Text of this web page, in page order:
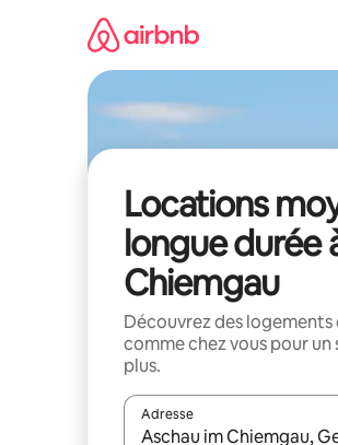
Locations
longue durée
Chiemgau
Découvrez des logements
comme chez vous pour un
plus.
Adresse
Lorsque les résultats